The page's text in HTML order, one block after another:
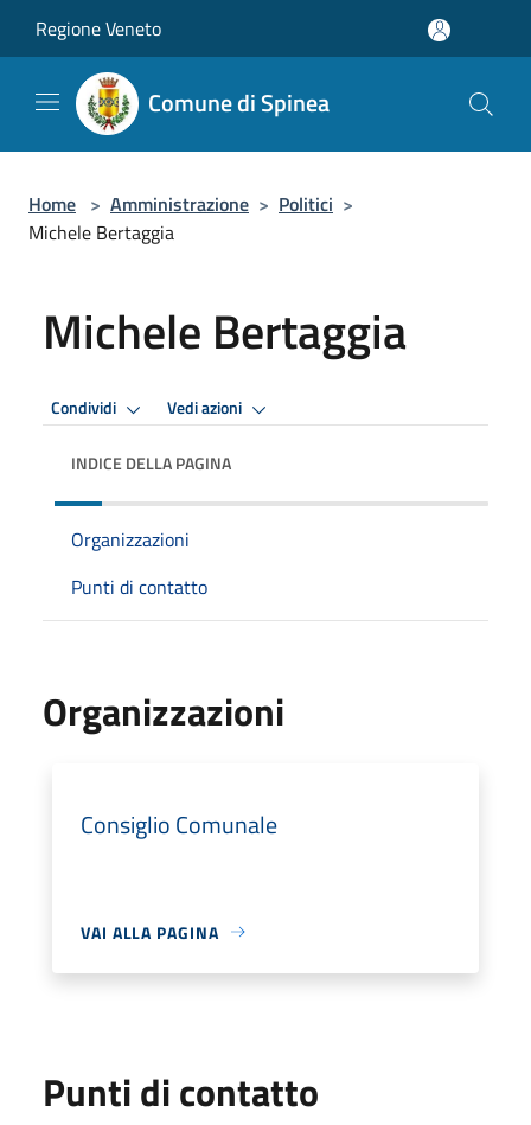
Regione Veneto
Comune di Spinea
Home > Amministrazione > Politici >
Michele Bertaggia
Michele Bertaggia
Condividi Vedi azioni
INDICE DELLA PAGINA
Organizzazioni
Punti di contatto
Organizzazioni
Consiglio Comunale
VAI ALLA PAGINA
Punti di contatto